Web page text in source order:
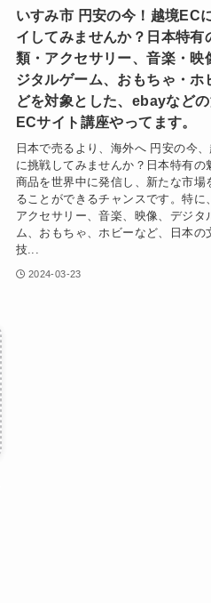
いすみ市 円安の今！越境EC
イしてみませんか？日本特有
類・アクセサリー、音楽・映
ジタルゲーム、おもちゃ・ホ
どを対象とした、ebayなど
ECサイト講座やってます。
日本で売るより、海外へ 円安の今
に挑戦してみませんか？日本特有の
商品を世界中に発信し、新たな市場
ることができるチャンスです。特に
アクセサリー、音楽、映像、デジタ
ム、おもちゃ、ホビーなど、日本の
技...
2024-03-23